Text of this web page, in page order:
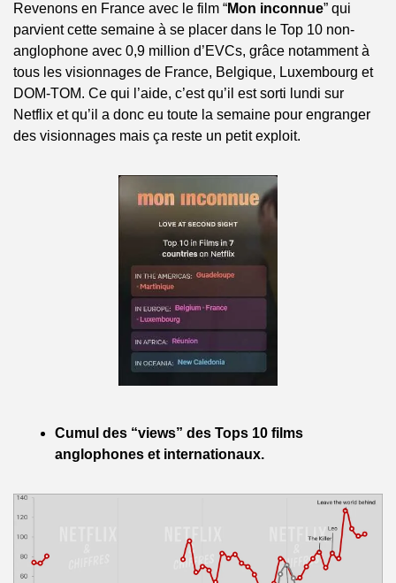
Revenons en France avec le film “Mon inconnue” qui
parvient cette semaine à se placer dans le Top 10 non-
anglophone avec 0,9 million d’EVCs, grâce notamment à
tous les visionnages de France, Belgique, Luxembourg et
DOM-TOM. Ce qui l’aide, c’est qu’il est sorti lundi sur
Netflix et qu’il a donc eu toute la semaine pour engranger
des visionnages mais ça reste un petit exploit.
Cumul des “views” des Tops 10 films
anglophones et internationaux.